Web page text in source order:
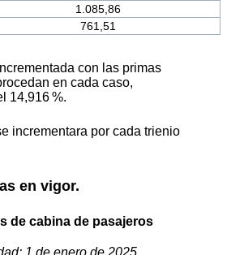
1.085,86
761,51
con las primas
en cada caso,
14,916 %.
incrementara por cada trienio
en vigor.
de cabina de pasajeros
1 de enero de 2025